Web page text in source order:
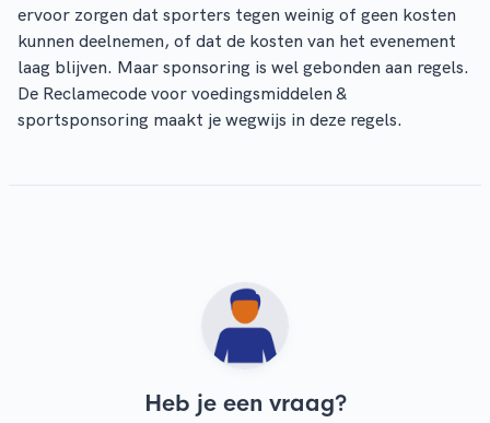
ervoor zorgen dat sporters tegen weinig of geen kosten
kunnen deelnemen, of dat de kosten van het evenement
laag blijven. Maar sponsoring is wel gebonden aan regels.
De Reclamecode voor voedingsmiddelen &
sportsponsoring maakt je wegwijs in deze regels.
Heb je een vraag?